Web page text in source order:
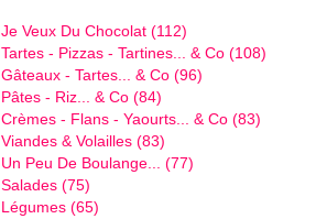
Je Veux Du Chocolat (112)
Tartes - Pizzas - Tartines... & Co (108)
Gâteaux - Tartes... & Co (96)
Pâtes - Riz... & Co (84)
Crèmes - Flans - Yaourts... & Co (83)
Viandes & Volailles (83)
Un Peu De Boulange...
(77)
Salades (75)
Légumes (65)